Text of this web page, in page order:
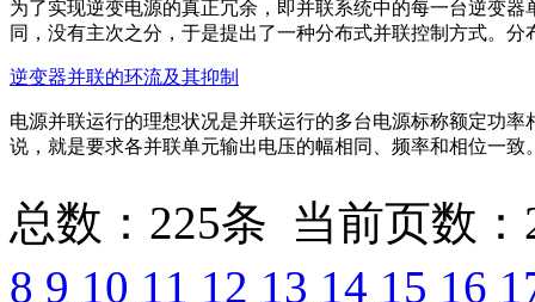
为了实现逆变电源的真正冗余，即并联系统中的每一台逆变
同，没有主次之分，于是提出了一种分布式并联控制方式。分
逆变器并联的环流及其抑制
电源并联运行的理想状况是并联运行的多台电源标称额定功
说，就是要求各并联单元输出电压的幅相同、频率和相位一致
总数：225条 当前页数：
8 9 10 11 12 13 14 15 16